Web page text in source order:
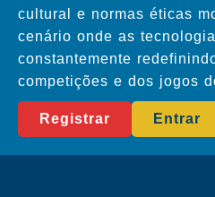
cultural e normas éticas
cenário onde as
constantemente
competições e dos jogos
Registrar Entrar